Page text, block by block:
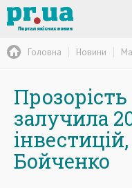
Головна Новини
залучила
Бойченко